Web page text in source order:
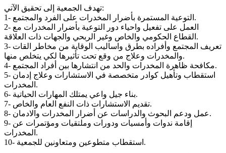
تهدف الجمعية إلى تحقيق الآتي:
1- التوعية المستمرة بأضرار المخدرات على الفرد والمجتمع.
2- العمل على تفعيل واحياء دور التوعية بأضرار المخدرات مع
القطاع الحكومي والخاص وغير الربحي والجهات ذات العلاقة.
3- تعريف المجتمع وأفراده بطرق واساليب الوقاية من مخاطر القات
والمخدرات وعلاج من وقع تحت تأثيرها لكي يتخلص منها.
4- مكافحة ظاهرة المخدرات والحد من انتشارها بين أفراد المجتمع.
5- استقطاب وتأهيل كوادر متخصصة في الاستشارات وعلاج إدمان
المخدرات.
6- بناء جيل واعي يمتلك المهارات الحياتية.
7- تقديم الاستشارات ذات النفع العام والخاص.
8- عمل ودعم البحوث والدراسات عن أضرار المخدرات والادمان.
9- إقامة ندوات وأمسيات ودورات وملتقيات ومؤتمرات عن
المخدرات.
10- استقطاب متطوعين ومتعاونين للجمعية.